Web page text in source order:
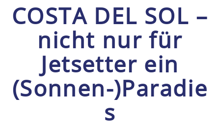
COSTA DEL SOL –
nicht nur für
Jetsetter ein
(Sonnen-)Paradie
s